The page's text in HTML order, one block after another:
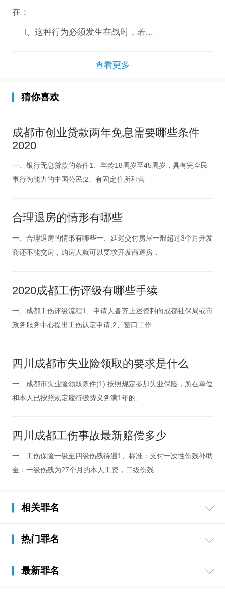
在：
l、这种行为必须发生在战时，若...
查看更多
猜你喜欢
成都市创业贷款两年免息需要哪些条件
2020
一、银行无息贷款的条件1、年龄18周岁至45周岁，具有完全民
事行为能力的中国公民;2、有固定住所和营
合理退房的情形有哪些
一、合理退房的情形有哪些一、延迟交付房屋一般超过3个月开发
商还不能交房，购房人就可以要求开发商退房，
2020成都工伤评级有哪些手续
一、成都工伤评级流程1、申请人备齐上述资料向成都社保局或市
政务服务中心提出工伤认定申请;2、窗口工作
四川成都市失业险领取的要求是什么
一、成都市失业险领取条件(1) 按照规定参加失业保险，所在单位
和本人已按照规定履行缴费义务满1年的;
四川成都工伤事故最新赔偿多少
一、工伤保险一级至四级伤残待遇1、标准：支付一次性伤残补助
金：一级伤残为27个月的本人工资，二级伤残
相关罪名
热门罪名
最新罪名